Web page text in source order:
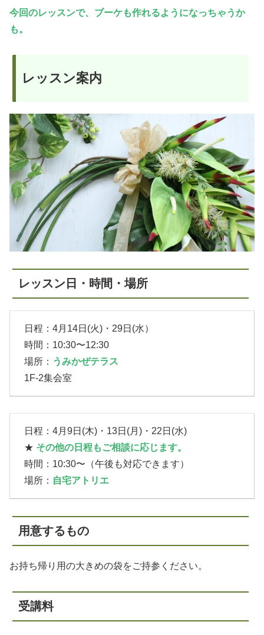
今回のレッスンで、ブーケも作れるようになっちゃうか
も。
レッスン案内
レッスン日・時間・場所
日程：4月14日(火)・29日(水）
時間：10:30〜12:30
場所： うみかぜテラス
1F-2集会室
日程：4月9日(木)・13日(月)・22日(水)
★ その他の日程もご相談に応じます。
時間：10:30〜（午後も対応できます）
場所： 自宅アトリエ
用意するもの
お持ち帰り用の大きめの袋をご持参ください。
受講料